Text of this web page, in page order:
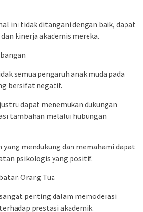
ini tidak ditangani dengan baik, dapat
kinerja akademis mereka.
semua pengaruh anak muda pada
bersifat negatif.
dapat menemukan dukungan
tambahan melalui hubungan
yang mendukung dan memahami dapat
psikologis yang positif.
Orang Tua
penting dalam memoderasi
prestasi akademik.